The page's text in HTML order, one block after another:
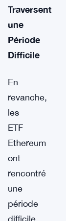
Traversent
une
Période
Difficile
En
revanche,
les
ETF
Ethereum
ont
rencontré
une
période
difficile,